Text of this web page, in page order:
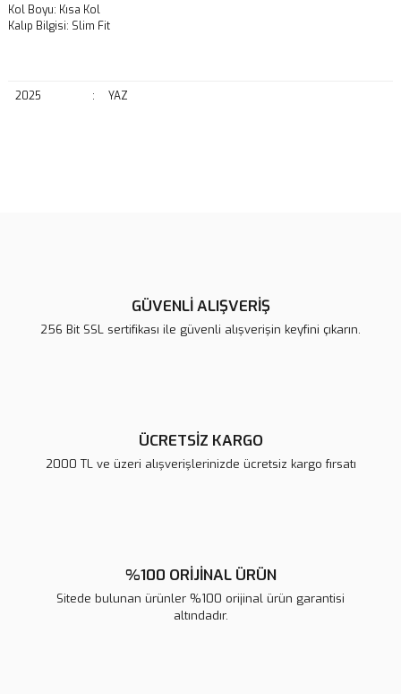
Kol Boyu: Kısa Kol
Kalıp Bilgisi: Slim Fit
2025 : YAZ
Ürün açıklamasında eksik bilgiler bulunuyor.
GÜVENLİ ALIŞVERİŞ
256 Bit SSL sertifikası ile güvenli alışverişin keyfini çıkarın.
ÜCRETSİZ KARGO
2000 TL ve üzeri alışverişlerinizde ücretsiz kargo fırsatı
%100 ORİJİNAL ÜRÜN
Sitede bulunan ürünler %100 orijinal ürün garantisi
altındadır.